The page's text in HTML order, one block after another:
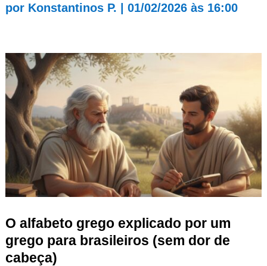
por Konstantinos P. 01/02/2026 às 16:00
O alfabeto grego explicado por um
grego para brasileiros (sem dor de
cabeça)